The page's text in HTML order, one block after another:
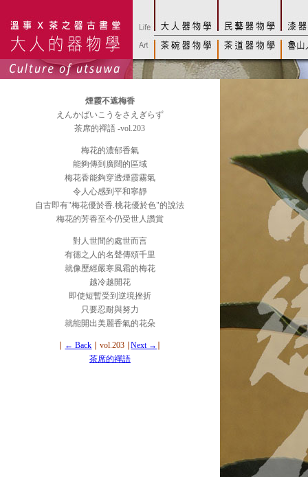
煙霞不遮梅香
えんかばいこうをさえぎらず
茶席的禪語 -vol.203
梅花的濃郁香氣
能夠傳到廣闊的區域
梅花香能夠穿透煙霞霧氣
令人心感到平和寧靜
自古即有"梅花優於香.桃花優於色"的說法
梅花的芳香至今仍受世人讚賞
對人世間的處世而言
有德之人的名聲傳頌千里
就像歷經嚴寒風霜的梅花
越冷越開花
即使短暫受到逆境挫折
只要忍耐與努力
就能開出美麗香氣的花朵
← Back ∣ vol.203 ∣Next →
茶席的禪語